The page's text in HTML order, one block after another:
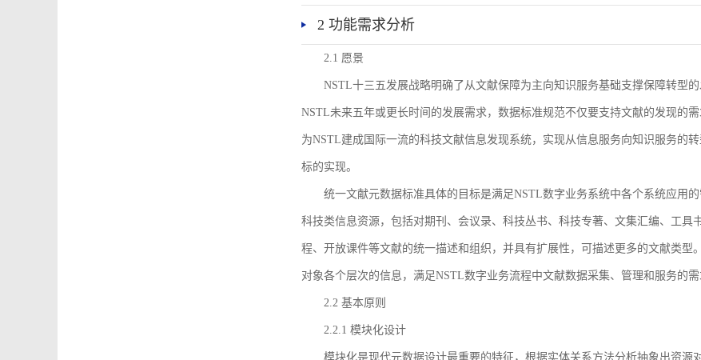
2 功能需求分析
2.1 愿景
NSTL十三五发展战略明确了从文献保障为主向知识服务基础支撑保障转型
NSTL未来五年或更长时间的发展需求，数据标准规范不仅要支持文献的发现的
为NSTL建成国际一流的科技文献信息发现系统，实现从信息服务向知识服务的
标的实现。
统一文献元数据标准具体的目标是满足NSTL数字业务系统中各个系统应用
科技类信息资源，包括对期刊、会议录、科技丛书、科技专著、文集汇编、工
程、开放课件等文献的统一描述和组织，并具有扩展性，可描述更多的文献类
对象各个层次的信息，满足NSTL数字业务流程中文献数据采集、管理和服务的需
2.2 基本原则
2.2.1 模块化设计
模块化是现代元数据设计最重要的特征，根据实体关系方法分析抽象出资